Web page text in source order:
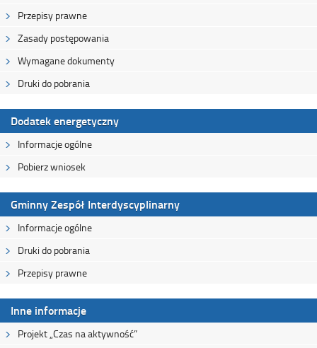
Przepisy prawne
Zasady postępowania
Wymagane dokumenty
Druki do pobrania
Dodatek energetyczny
Informacje ogólne
Pobierz wniosek
Gminny Zespół Interdyscyplinarny
Informacje ogólne
Druki do pobrania
Przepisy prawne
Inne informacje
Projekt „Czas na aktywność”